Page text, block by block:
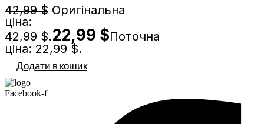
42,99$ Оригінальна
ціна:
42,99 $.22,99 $Поточна
ціна: 22,99 $.
Додати в кошик
Facebook-f